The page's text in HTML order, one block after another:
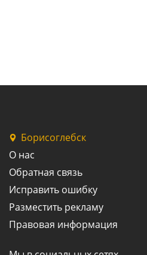
Борисоглебск
О нас
Обратная связь
Исправить ошибку
Разместить рекламу
Правовая информация